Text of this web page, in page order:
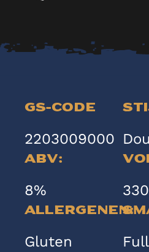
GS-code
2203009000
ABV:
8%
Allergenen:
Gluten